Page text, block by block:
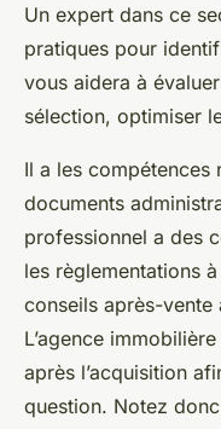
Un expert dans ce
pratiques pour
vous aidera à
sélection, optimiser
Il a les compétences
documents
professionnel a des
les règlementations
conseils après-vente
L’agence
après l’acquisition
question. Notez